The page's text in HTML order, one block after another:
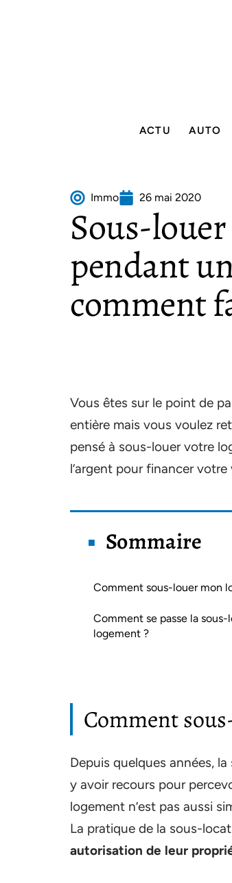
ACTU AUTO
Immo 26 mai 2020
Sous-
pendant
comment
Vous êtes sur le point de
entière mais vous voulez
pensé à sous-louer votre
l’argent pour financer votre
Sommaire
Comment sous-louer mon
Comment se passe la
logement ?
Comment
Depuis quelques années,
y avoir recours pour
logement n’est pas aussi
La pratique de la sous-
autorisation de leur